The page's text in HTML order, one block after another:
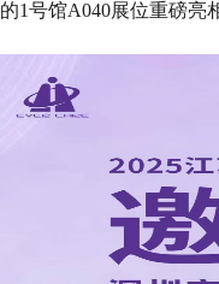
的1号馆A040展位重磅亮